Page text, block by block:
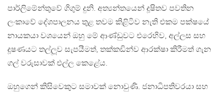
පාර්ලිමේන්තුවේ ගිගුම් දුනි. අත්‍යන්තයෙන් දූෂිතව පවතින
ලංකාවේ දේශපාලනය තුළ තවම කිළිටිව නැති එකම පක්ෂයේ
නායකයා වශයෙන් ඔහු මේ ආණ්ඩුවට එරෙහිව, අල්ලස සහ
දූෂණයට තල්ලූව සැපයීමත්, තක්කඩින්ව ආරක්ෂා කිරීමත් ගැන
ගල් වරුසාවක් එල්ල කෙළේය.
ඔහුගෙන් කිසිවෙකුට සමාවක් නොවුණි. ජනාධිපතිවරයා සහ